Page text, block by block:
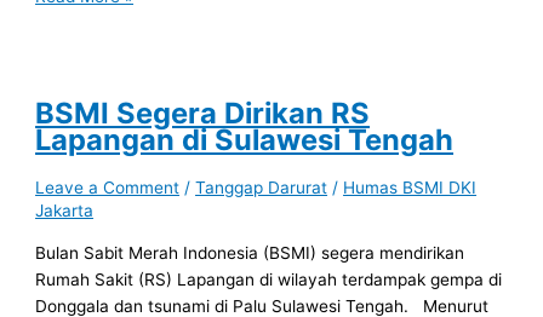
BSMI Segera Dirikan RS
Lapangan di Sulawesi Tengah
Leave a Comment /Tanggap Darurat / Humas BSMI DKI
Jakarta
Bulan Sabit Merah Indonesia (BSMI) segera mendirikan
Rumah Sakit (RS) Lapangan di wilayah terdampak gempa di
Donggala dan tsunami di Palu Sulawesi Tengah. Menurut